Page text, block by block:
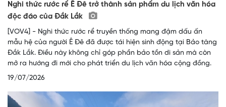
Nghi thức rước rể Ê Đê trở thành sản phẩm du lịch văn hóa
độc đáo của Đắk Lắk
[VOV4] - Nghi thức rước rể truyền thống mang đậm dấu ấn
mẫu hệ của người Ê Đê đã được tái hiện sinh động tại Bảo tàng
Đắk Lắk. Điều này không chỉ góp phần bảo tồn di sản mà còn
mở ra hướng đi mới cho phát triển du lịch văn hóa cộng đồng.
19/07/2026